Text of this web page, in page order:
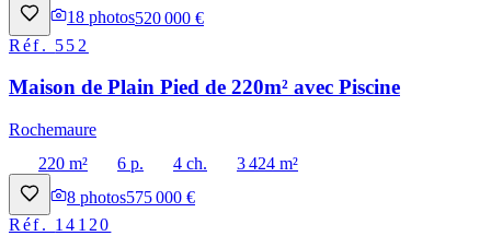
18 photos520 000 €
Réf. 552
Maison de Plain Pied de 220m² avec Piscine
Rochemaure
220 m²
6 p. 4 ch.
3 424 m²
8 photos575 000 €
Réf. 14120